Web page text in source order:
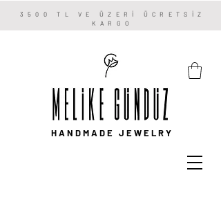
HANDMADE JEWELRY
3500 TL VE ÜZERİ ÜCRETSİZ
KARGO